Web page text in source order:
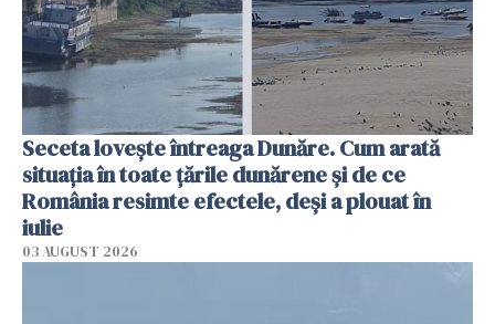
Seceta lovește întreaga Dunăre. Cum arată
situația în toate țările dunărene și de ce
România resimte efectele, deși a plouat în
iulie
03 AUGUST 2026